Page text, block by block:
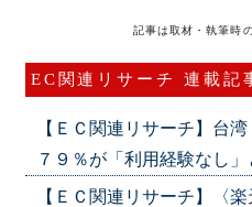
記事は取材・執筆時
EC関連リサーチ 連載記
【ＥＣ関連リサーチ】台
７９％が「利用経験なし
【ＥＣ関連リサーチ】〈